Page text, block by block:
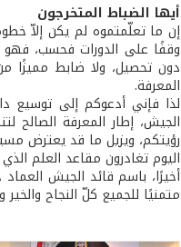
أيها الضباط المتخرجون
إن ما تعلّمتموه لم يكن إلاّ
وقفًا على الدورات فحسب، فهو
دون تحصيل، ولا ضابط مميزًا
المعرفة.
لذا فإني أدعوكم إلى توسيع
الجيش، إطار المعرفة الصالح
رؤيتكم، ويزيل ما قد يعترض
اليوم تغادرون مقاعد العلم
أخيرًا، باسم قائد الجيش
متمنيًا للجميع كلّ النجاح والخير